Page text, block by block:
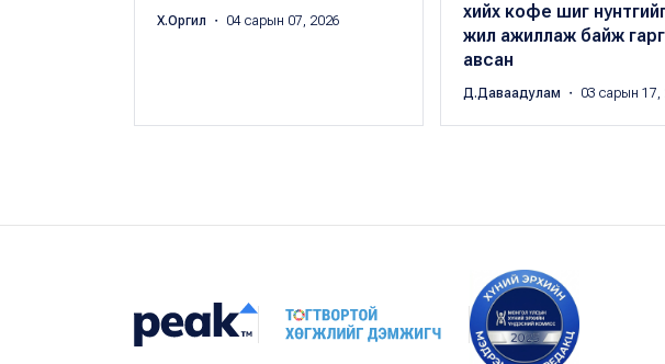
Х.Оргил ・ 04 сарын 07, 2026
хийх кофе шиг
жил ажиллаж байж
авсан
Д.Даваадулам ・ 03 сарын 17,